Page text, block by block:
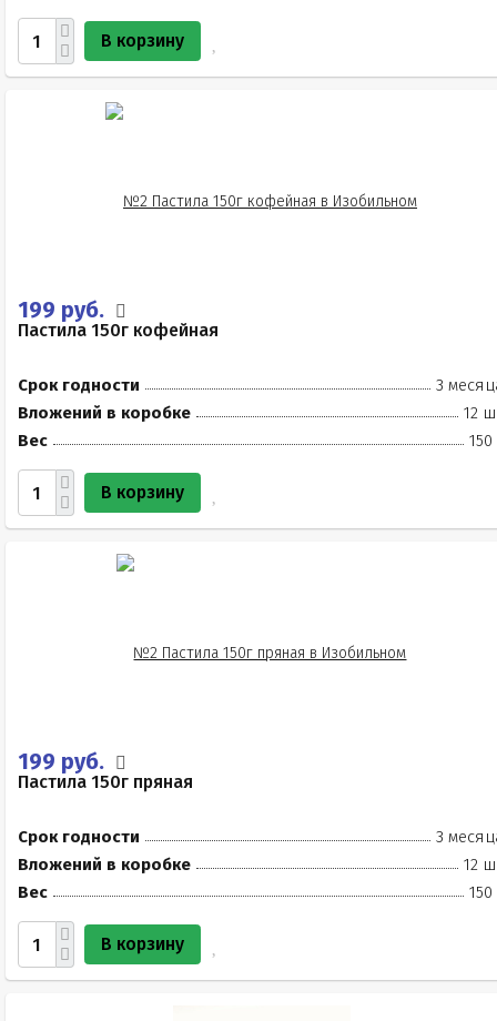
В корзину
199 руб.
Пастила 150г кофейная
Срок годности
3
Вложений в коробке
12
Вес
150
В корзину
199 руб.
Пастила 150г пряная
Срок годности
3
Вложений в коробке
12
Вес
150
В корзину